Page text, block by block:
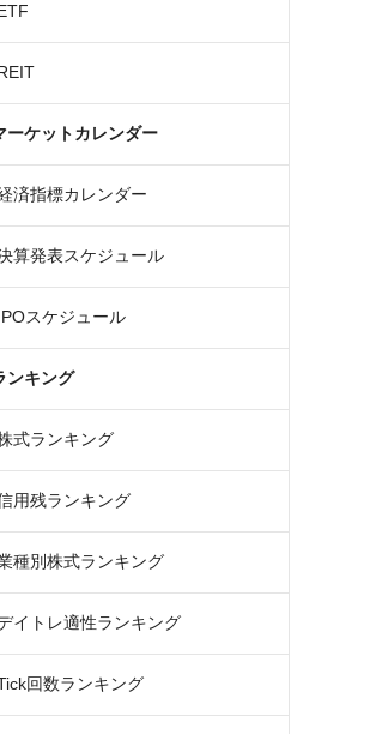
ーケットカレンダー
済指標カレンダー
算発表スケジュール
スケジュール
ンキング
式ランキング
用残ランキング
種別株式ランキング
イトレ適性ランキング
回数ランキング